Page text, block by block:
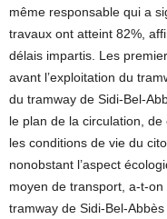
même responsable qui a
travaux ont atteint 82%,
délais impartis. Les
avant l’exploitation du
du tramway de Sidi-Bel-
le plan de la circulation,
les conditions de vie du
nonobstant l’aspect
moyen de transport, a-t-
tramway de Sidi-Bel-